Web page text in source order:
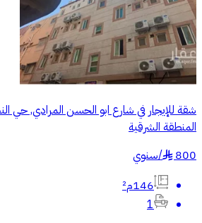
شقة للإيجار في شارع ابو الحسن المرادي, حي
المنطقة الشرقية
800
§
/سنوي
146م²
1